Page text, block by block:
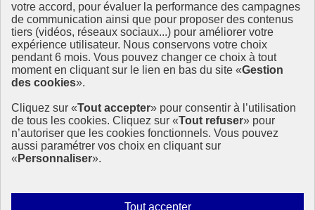
votre accord, pour évaluer la performance des campagnes
de communication ainsi que pour proposer des contenus
tiers (vidéos, réseaux sociaux...) pour améliorer votre
expérience utilisateur. Nous conservons votre choix
pendant 6 mois. Vous pouvez changer ce choix à tout
moment en cliquant sur le lien en bas du site «Gestion
des cookies».
Cliquez sur «Tout accepter» pour consentir à l’utilisation
de tous les cookies. Cliquez sur «Tout refuser» pour
n’autoriser que les cookies fonctionnels. Vous pouvez
aussi paramétrer vos choix en cliquant sur
« Personnaliser».
Tout accepterAutoriser
La Méth’ODD
Gouvernement
Ce site propose l’information de référence concernant l’Agenda
2030 et la feuille de route de la France. Il valorise la mobilisation de
tous les acteurs.
info.gouv.fr- ouvre une nouvelle fenêtre
service-public.fr - ouvre une nouvelle fenêtre
legifrance.gouv.fr- ouvre une nouvelle fenêtre
data.gouv.fr- ouvre une nouvelle fenêtre
Plan du site
Mentions légales